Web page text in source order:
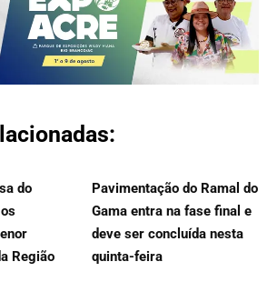
do
Região
Pavimentação do Ramal do
Gama entra na fase final e
deve ser concluída nesta
quinta-feira